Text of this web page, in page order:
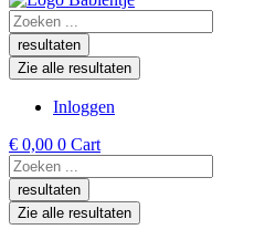
Search
...resultaten
Zie alle resultaten
Inloggen
€ 0,00 0 Cart
Search
...resultaten
Zie alle resultaten